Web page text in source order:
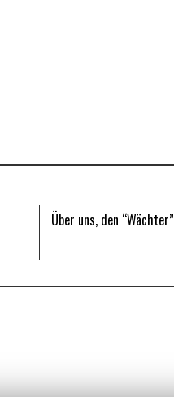
Über uns, den “Wächter”